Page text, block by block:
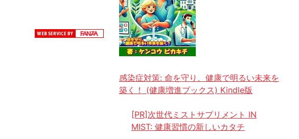
感染症対策: 命を守り、健康で明るい未来を
築く！ (健康増進ブックス) Kindle版
[PR]次世代ミストサプリメント IN
MIST: 健康習慣の新しいカタチ